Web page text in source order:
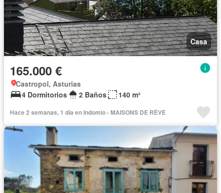
Casa
165.000 €
Castropol, Asturias
4 Dormitorios
2 Baños 140 m²
Hace 2 semanas, 1 día en Indomio - MAISONS DE RÊVE